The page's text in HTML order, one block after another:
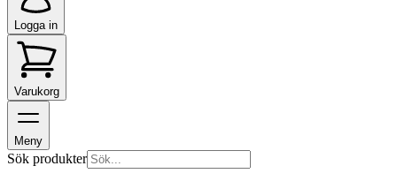
Logga in
Varukorg
Meny
Sök produkter